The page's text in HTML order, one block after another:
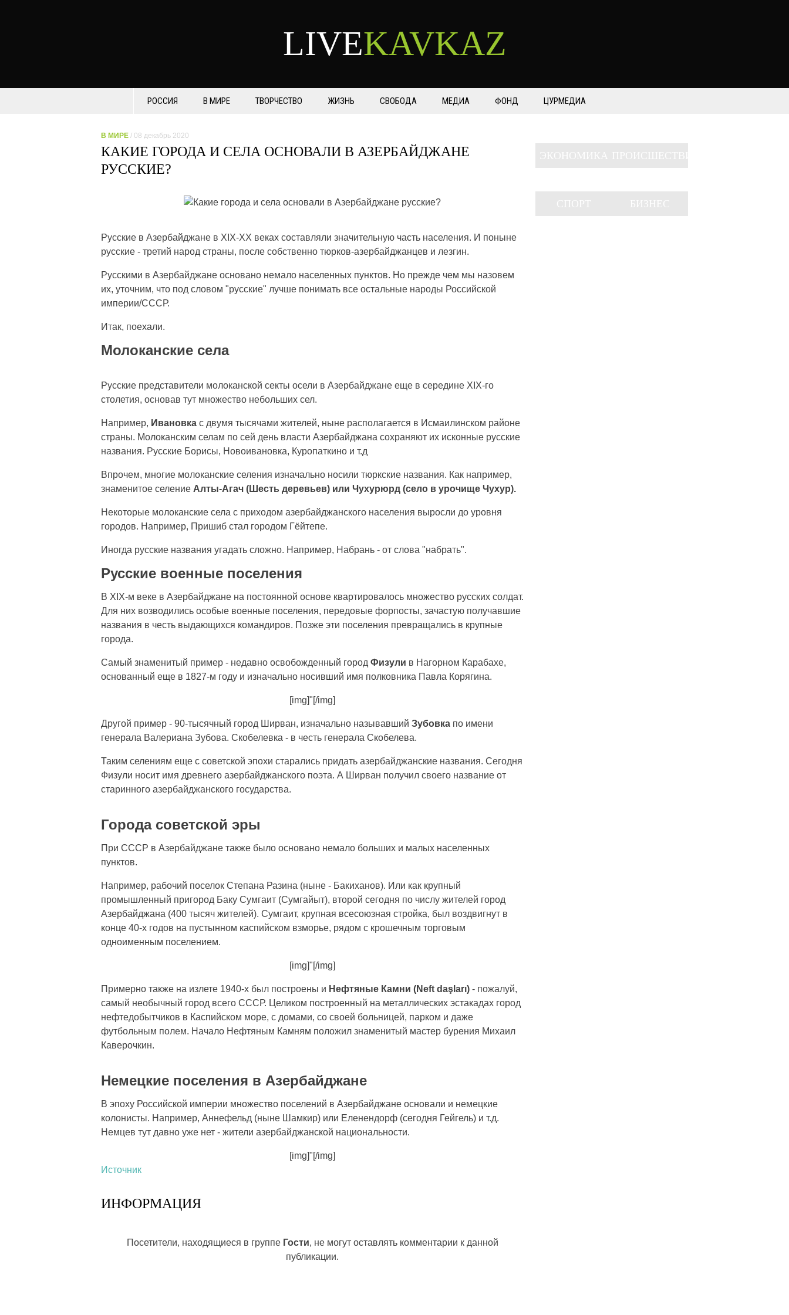
LIVEKAVKAZ
РОССИЯ В МИРЕ ТВОРЧЕСТВО ЖИЗНЬ СВОБОДА МЕДИА ФОНД ЦУРМЕДИА
В МИРЕ / 08 декабрь 2020
КАКИЕ ГОРОДА И СЕЛА ОСНОВАЛИ В АЗЕРБАЙДЖАНЕ
РУССКИЕ?
Русские в Азербайджане в XIX-XX веках составляли значительную часть населения. И поныне
русские - третий народ страны, после собственно тюрков-азербайджанцев и лезгин.
Русскими в Азербайджане основано немало населенных пунктов. Но прежде чем мы назовем
их, уточним, что под словом "русские" лучше понимать все остальные народы Российской
империи/СССР.
Итак, поехали.
Молоканские села
Русские представители молоканской секты осели в Азербайджане еще в середине XIX-го
столетия, основав тут множество небольших сел.
Например, Ивановка с двумя тысячами жителей, ныне располагается в Исмаилинском районе
страны. Молоканским селам по сей день власти Азербайджана сохраняют их исконные русские
названия. Русские Борисы, Новоивановка, Куропаткино и т.д
Впрочем, многие молоканские селения изначально носили тюркские названия. Как например,
знаменитое селение Алты-Агач (Шесть деревьев) или Чухурюрд (село в урочище Чухур).
Некоторые молоканские села с приходом азербайджанского населения выросли до уровня
городов. Например, Пришиб стал городом Гёйтепе.
Иногда русские названия угадать сложно. Например, Набрань - от слова "набрать".
Русские военные поселения
В XIX-м веке в Азербайджане на постоянной основе квартировалось множество русских солдат.
Для них возводились особые военные поселения, передовые форпосты, зачастую получавшие
названия в честь выдающихся командиров. Позже эти поселения превращались в крупные
города.
Самый знаменитый пример - недавно освобожденный город Физули в Нагорном Карабахе,
основанный еще в 1827-м году и изначально носивший имя полковника Павла Корягина.
[img]"[/img]
Другой пример - 90-тысячный город Ширван, изначально называвший Зубовка по имени
генерала Валериана Зубова. Скобелевка - в честь генерала Скобелева.
Таким селениям еще с советской эпохи старались придать азербайджанские названия. Сегодня
Физули носит имя древнего азербайджанского поэта. А Ширван получил своего название от
старинного азербайджанского государства.
Города советской эры
При СССР в Азербайджане также было основано немало больших и малых населенных
пунктов.
Например, рабочий поселок Степана Разина (ныне - Бакиханов). Или как крупный
промышленный пригород Баку Сумгаит (Сумгайыт), второй сегодня по числу жителей город
Азербайджана (400 тысяч жителей). Сумгаит, крупная всесоюзная стройка, был воздвигнут в
конце 40-х годов на пустынном каспийском взморье, рядом с крошечным торговым
одноименным поселением.
[img]"[/img]
Примерно также на излете 1940-х был построены и Нефтяные Камни (Neft daşları) - пожалуй,
самый необычный город всего СССР. Целиком построенный на металлических эстакадах город
нефтедобытчиков в Каспийском море, с домами, со своей больницей, парком и даже
футбольным полем. Начало Нефтяным Камням положил знаменитый мастер бурения Михаил
Каверочкин.
Немецкие поселения в Азербайджане
В эпоху Российской империи множество поселений в Азербайджане основали и немецкие
колонисты. Например, Аннефельд (ныне Шамкир) или Еленендорф (сегодня Гейгель) и т.д.
Немцев тут давно уже нет - жители азербайджанской национальности.
[img]"[/img]
Источник
ИНФОРМАЦИЯ
Посетители, находящиеся в группе Гости, не могут оставлять комментарии к данной
публикации.